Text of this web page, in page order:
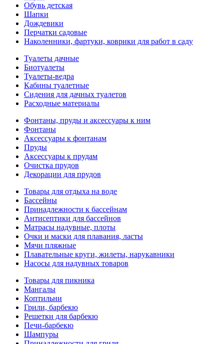
Обувь детская
Шапки
Дождевики
Перчатки садовые
Наколенники, фартуки, коврики для работ в саду
Туалеты дачные
Биотуалеты
Туалеты-ведра
Кабины туалетные
Сидения для дачных туалетов
Расходные материалы
Фонтаны, пруды и аксессуары к ним
Фонтаны
Аксессуары к фонтанам
Пруды
Аксессуары к прудам
Очистка прудов
Декорации для прудов
Товары для отдыха на воде
Бассейны
Принадлежности к бассейнам
Антисептики для бассейнов
Матраcы надувные, плоты
Очки и маски для плавания, ласты
Мячи пляжные
Плавательные круги, жилеты, нарукавники
Насосы для надувных товаров
Товары для пикника
Мангалы
Коптильни
Грили, барбекю
Решетки для барбекю
Печи-барбекю
Шампуры